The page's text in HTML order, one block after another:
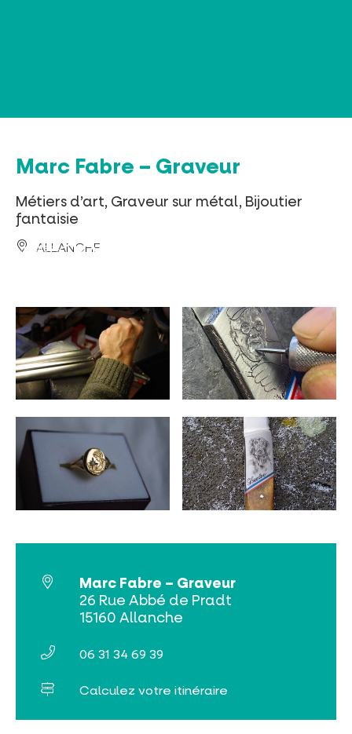
Billetterie en ligne
Tribus et groupes
Rechercher
INCONTOURNABLES
PLEINE NATURE
VISITES ET SAVOIR-FAIRE
AGENDA
Marc Fabre – Graveur
Métiers d’art, Graveur sur métal, Bijoutier
fantaisie
ALLANCHE
Marc Fabre – Graveur
26 Rue Abbé de Pradt
15160 Allanche
06 31 34 69 39
Calculez votre itinéraire